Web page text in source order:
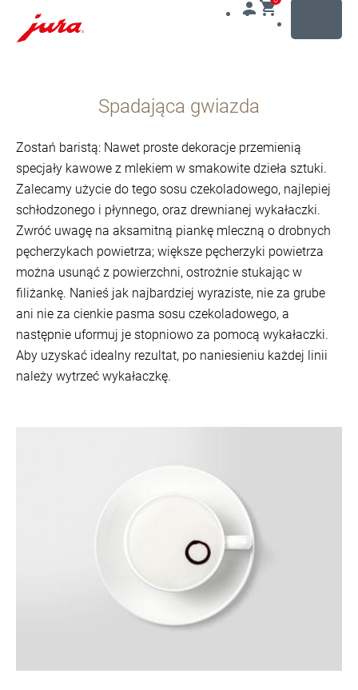
wyszukiwania
Spadająca gwiazda
Zostań baristą: Nawet proste dekoracje przemienią
specjały kawowe z mlekiem w smakowite dzieła sztuki.
Zalecamy użycie do tego sosu czekoladowego, najlepiej
schłodzonego i płynnego, oraz drewnianej wykałaczki.
Zwróć uwagę na aksamitną piankę mleczną o drobnych
pęcherzykach powietrza; większe pęcherzyki powietrza
można usunąć z powierzchni, ostrożnie stukając w
filiżankę. Nanieś jak najbardziej wyraziste, nie za grube
ani nie za cienkie pasma sosu czekoladowego, a
następnie uformuj je stopniowo za pomocą wykałaczki.
Aby uzyskać idealny rezultat, po naniesieniu każdej linii
należy wytrzeć wykałaczkę.